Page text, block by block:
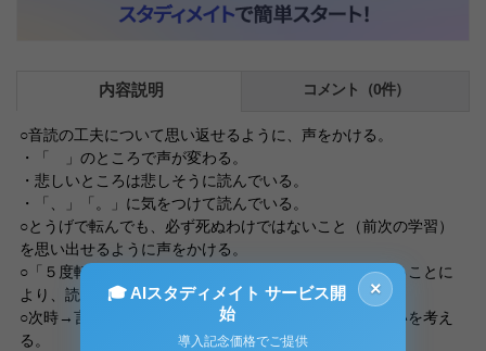
内容説明 コメント（0件）
○音読の工夫について思い返せるように、声をかける。
・「 」のところで声が変わる。
・悲しいところは悲しそうに読んでいる。
・「、」「。」に気をつけて読んでいる。
○とうげで転んでも、必ず死ぬわけではないこと（前次の学習）
を思い出せるように声をかける。
○「５度転べば？」「７度転べば？」のように問い掛けることに
より、読み取りが苦手な子どもにも理解を促す。
○次時→言い伝えの歌と、木のかげから聞こえた歌の違いを考え
る。
×
🎓 AIスタディメイト サービス開
始
導入記念価格でご提供